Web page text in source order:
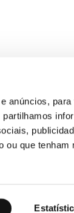
anúncios,
que